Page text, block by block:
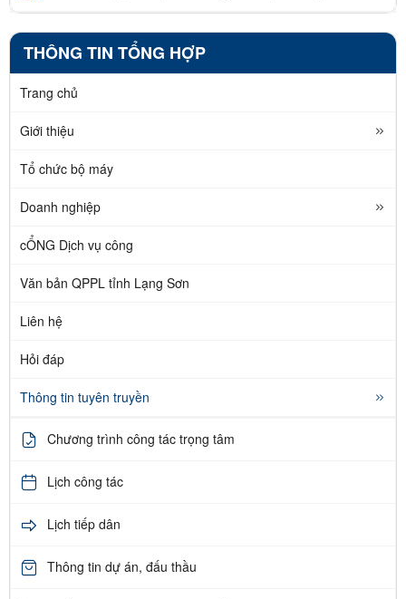
THÔNG TIN TỔNG HỢP
Trang chủ
Giới thiệu
Tổ chức bộ máy
Doanh nghiệp
cỔNG Dịch vụ công
Văn bản QPPL tỉnh Lạng Sơn
Liên hệ
Hỏi đáp
Thông tin tuyên truyền
Chương trình công tác trọng tâm
Lịch công tác
Lịch tiếp dân
Thông tin dự án, đấu thầu